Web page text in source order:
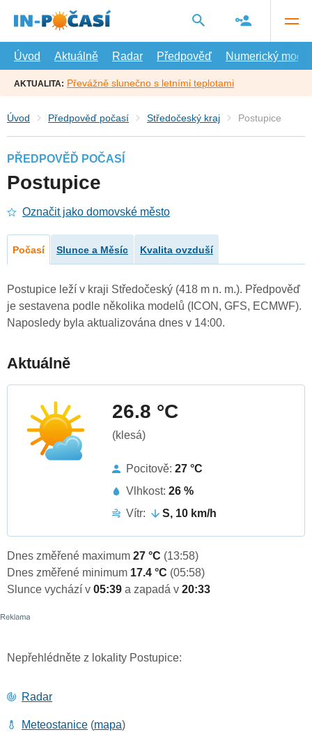
hlavní
Úvod
Aktuálně Radar Předpověď Numerický model
AKTUALITA: Převážně slunečno s letními teplotami
Úvod Předpověď počasí Středočeský kraj Postupice
PŘEDPOVĚĎ POČASÍ
Postupice
Označit jako domovské město
Počasí Slunce a Měsíc Kvalita ovzduší
Postupice leží v kraji Středočeský (418 m n. m.). Předpověď
je sestavena podle několika modelů (ICON, GFS, ECMWF).
Naposledy byla aktualizována dnes v 14:00.
Aktuálně
26.8 °C
(klesá)
Pocitově: 27 °C
Vlhkost: 26 %
Vítr:
S, 10 km/h
Dnes změřené maximum 27 °C (13:58)
Dnes změřené minimum 17.4 °C (05:58)
Slunce vychází v 05:39 a zapadá v 20:33
Nepřehlédněte z lokality Postupice:
Radar
Meteostanice (mapa)